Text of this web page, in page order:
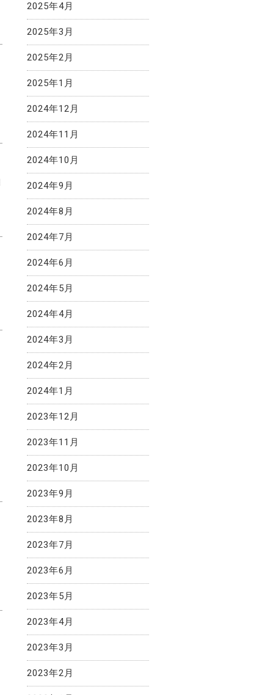
2025年4月
2025年3月
2025年2月
2025年1月
2024年12月
2024年11月
2024年10月
2024年9月
2024年8月
2024年7月
2024年6月
2024年5月
2024年4月
2024年3月
2024年2月
2024年1月
2023年12月
2023年11月
2023年10月
2023年9月
2023年8月
2023年7月
2023年6月
2023年5月
2023年4月
2023年3月
2023年2月